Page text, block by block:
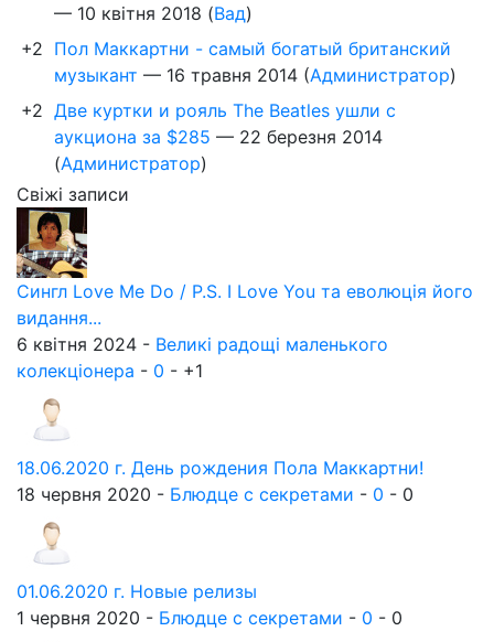
— 10 квітня 2018 (Вад)
+2 Пол Маккартни - самый богатый британский
музыкант — 16 травня 2014 (Администратор)
+2 Две куртки и рояль The Beatles ушли с
аукциона за $285 — 22 березня 2014
(Администратор)
Свіжі записи
Сингл Love Me Do / P.S. I Love You та еволюція його
видання...
6 квітня 2024 - Великі радощі маленького
колекціонера - 0 - +1
18.06.2020 г. День рождения Пола Маккартни!
18 червня 2020 - Блюдце с секретами - 0 - 0
01.06.2020 г. Новые релизы
1 червня 2020 - Блюдце с секретами - 0 - 0